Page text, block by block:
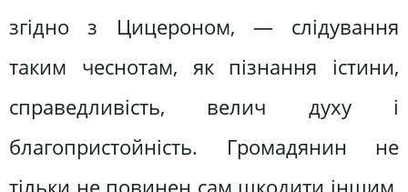
згідно з Цицероном, — слідування
таким чеснотам, як пізнання істини,
справедливість, велич духу і
благопристойність. Громадянин не